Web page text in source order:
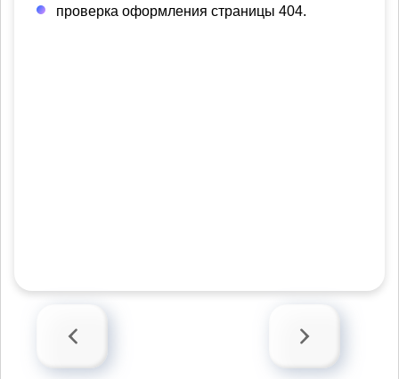
проверка оформления страницы 404.